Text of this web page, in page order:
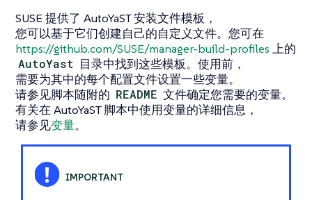
SUSE 提供了 AutoYaST 安装文件模板，
您可以基于它们创建自己的自定义文件。您可在
https://github.com/SUSE/manager-build-profiles 上的
AutoYast 目录中找到这些模板。使用前，
需要为其中的每个配置文件设置一些变量。
请参见脚本随附的 README 文件确定您需要的变量。
有关在 AutoYaST 脚本中使用变量的详细信息，
请参见变量。